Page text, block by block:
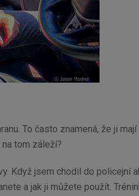
To často znamená, že ji
tom záleží?
Když jsem chodil do policejní
a jak ji můžete použít.